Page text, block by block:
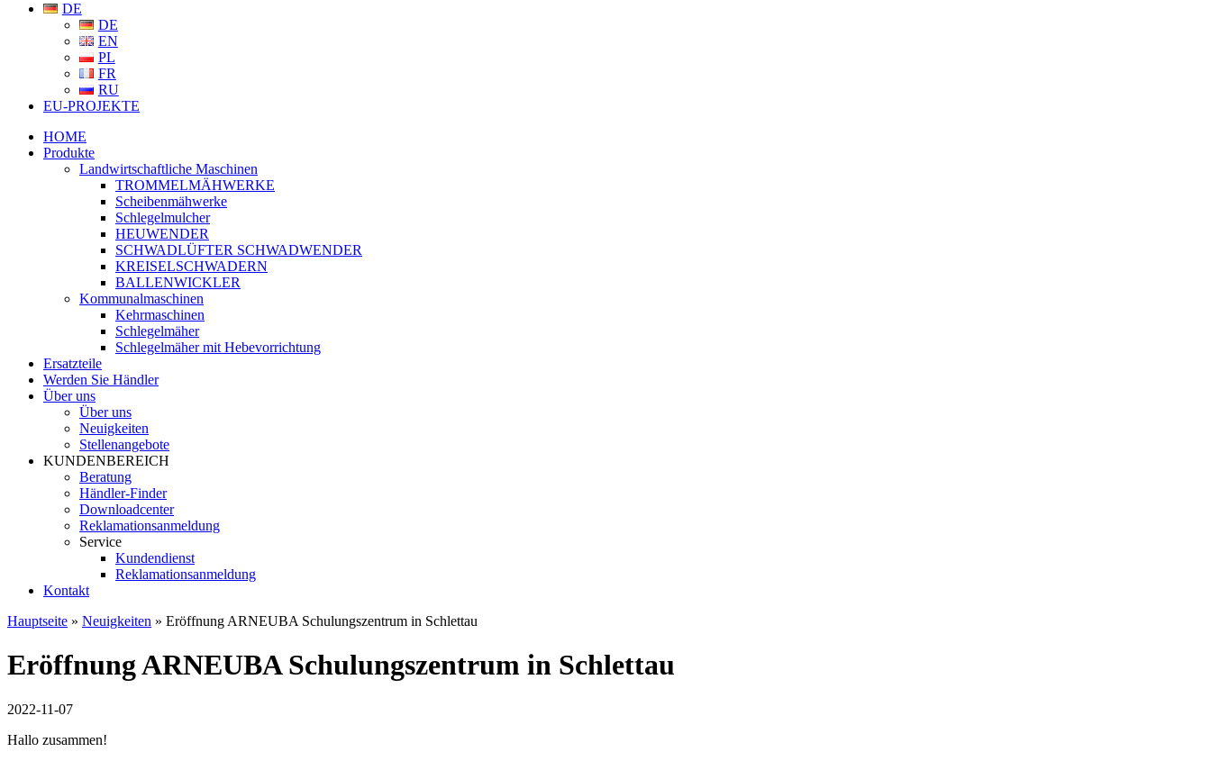
DE
DE
EN
PL
FR
RU
EU-PROJEKTE
HOME
Produkte
Landwirtschaftliche Maschinen
TROMMELMÄHWERKE
Scheibenmähwerke
Schlegelmulcher
HEUWENDER
SCHWADLÜFTER SCHWADWENDER
KREISELSCHWADERN
BALLENWICKLER
Kommunalmaschinen
Kehrmaschinen
Schlegelmäher
Schlegelmäher mit Hebevorrichtung
Ersatzteile
Werden Sie Händler
Über uns
Über uns
Neuigkeiten
Stellenangebote
KUNDENBEREICH
Beratung
Händler-Finder
Downloadcenter
Reklamationsanmeldung
Service
Kundendienst
Reklamationsanmeldung
Kontakt
Hauptseite » Neuigkeiten » Eröffnung ARNEUBA Schulungszentrum in Schlettau
Eröffnung ARNEUBA Schulungszentrum in Schlettau
2022-11-07
Hallo zusammen!